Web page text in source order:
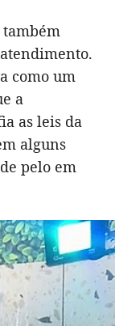
como um
a
as leis da
alguns
pelo em